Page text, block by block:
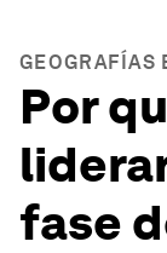
GEOGRAFÍAS
Por
fase